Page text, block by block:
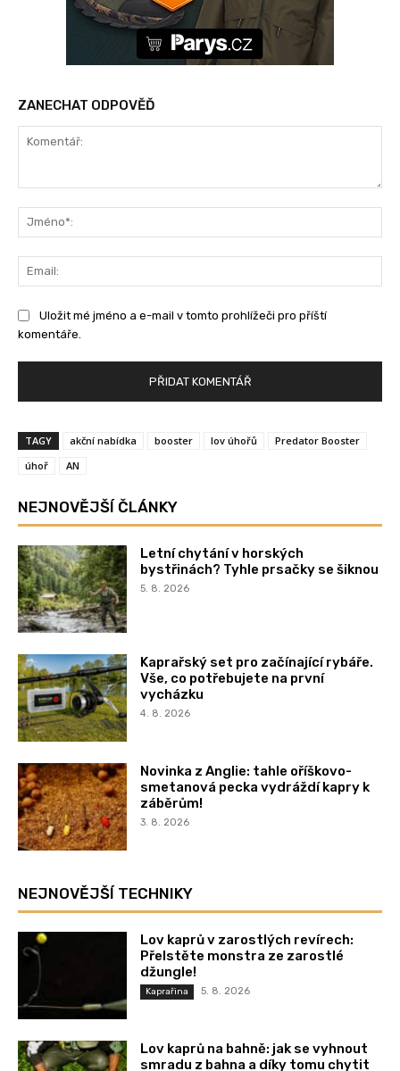
ZANECHAT ODPOVĚĎ
Uložit mé jméno a e-mail v tomto prohlížeči pro příští
komentáře.
TAGY akční nabídka booster lov úhořů
Predator Booster
úhoř
AN
NEJNOVĚJŠÍ ČLÁNKY
Letní chytání v horských
bystřinách? Tyhle prsačky se šiknou
5. 8. 2026
Kaprařský set pro začínající rybáře.
Vše, co potřebujete na první
vycházku
4. 8. 2026
Novinka z Anglie: tahle oříškovo-
smetanová pecka vydráždí kapry k
záběrům!
3. 8. 2026
NEJNOVĚJŠÍ TECHNIKY
Lov kaprů v zarostlých revírech:
Přelstěte monstra ze zarostlé
džungle!
Kaprařina 5. 8. 2026
Lov kaprů na bahně: jak se vyhnout
smradu z bahna a díky tomu chytit